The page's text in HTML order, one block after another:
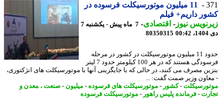
11 میلیون موتورسیکلت فرسوده در
داریم+ فیلم
نیوز-اقتصادی-
7 ماه پیش - یکشنبه 7
80350315
حدود 11 میلیون موتورسیکلت در کشور در مرحله
فرسودگی هستند که در هر 100 کیلومتر حدود 7 لیتر
مصرف می کنند، در حالی که با جایگزینی آنها با موتورسیکلت های انژکتوری،
وزیر صمت گفت: ...
-کشور-موتورسیکلت های فرسوده-میلیون-صنعت ، معدن و
- فرمانده پلیس راهور -موتورسیکلت فرسوده